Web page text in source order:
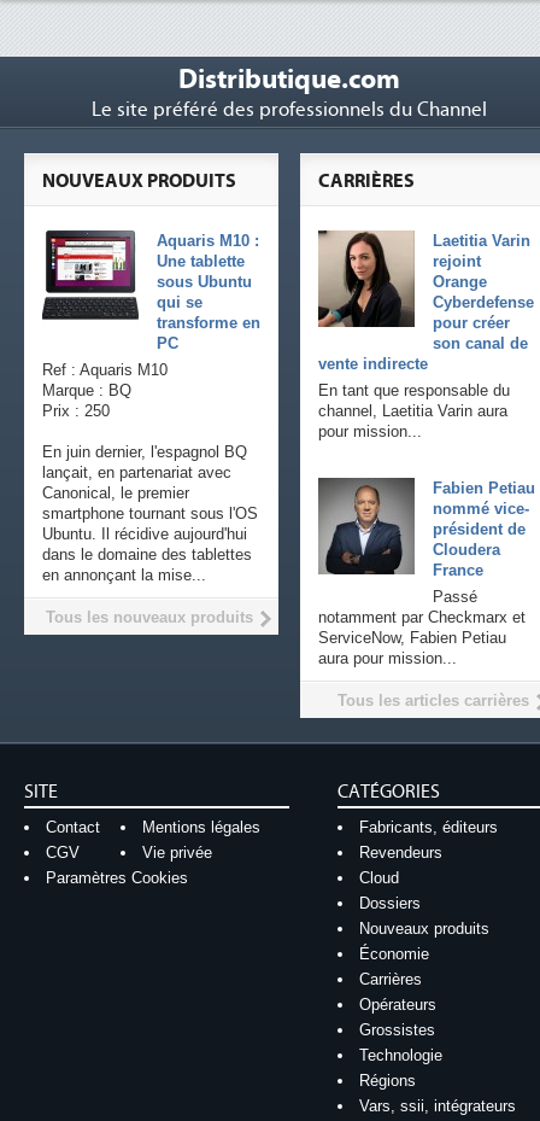
Distributique.com
Le site préféré des professionnels du Channel
CARRIÈRES
Laetitia Varin
rejoint
Orange
Cyberdefense
pour créer
son canal de
vente indirecte
En tant que responsable du
channel, Laetitia Varin aura
pour mission...
Fabien Petiau
nommé vice-
président de
Cloudera
France
Passé
notamment par Checkmarx et
ServiceNow, Fabien Petiau
aura pour mission...
Tous les articles carrières
NOUVEAUX PRODUITS
Aquaris M10 :
Une tablette
sous Ubuntu
qui se
transforme en
PC
Ref : Aquaris M10
Marque : BQ
Prix : 250
En juin dernier, l'espagnol BQ
lançait, en partenariat avec
Canonical, le premier
smartphone tournant sous l'OS
Ubuntu. Il récidive aujourd'hui
dans le domaine des tablettes
en annonçant la mise...
Tous les nouveaux produits
SITE
Contact
Mentions légales
CGV
Vie privée
Paramètres Cookies
CATÉGORIES
Fabricants, éditeurs
Revendeurs
Cloud
Dossiers
Nouveaux produits
Économie
Carrières
Opérateurs
Grossistes
Technologie
Régions
Vars, ssii, intégrateurs